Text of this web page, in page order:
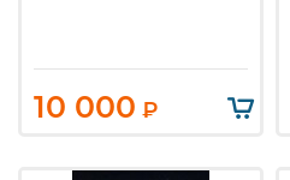
10 000 ₽